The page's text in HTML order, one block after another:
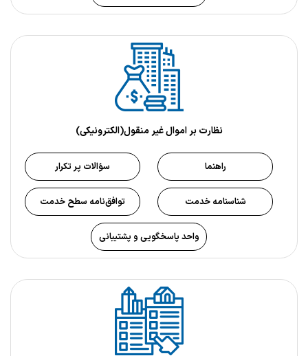
نظارت بر اموال غیر منقول(الکترونیکی)
راهنما سؤالات پر تکرار
شناسنامه خدمت توافق‌نامه سطح خدمت
واحد پاسخگویی و پشتیبانی